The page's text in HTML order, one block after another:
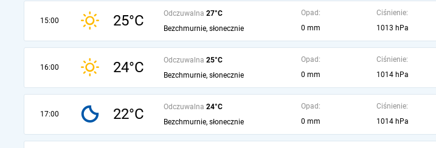
15:00 25°C Odczuwalna 27°C
Bezchmurnie, słonecznie
Opad:
0 mm
Ciśnienie:
1013 hPa
16:00 24°C Odczuwalna 25°C
Bezchmurnie, słonecznie
Opad:
0 mm
Ciśnienie:
1014 hPa
17:00 22°C Odczuwalna 24°C
Bezchmurnie, słonecznie
Opad:
0 mm
Ciśnienie:
1014 hPa